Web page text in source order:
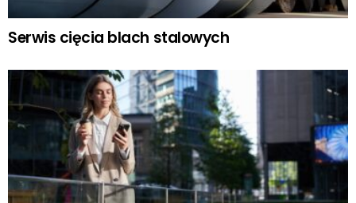
Serwis cięcia blach stalowych